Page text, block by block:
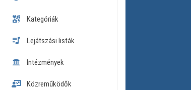
Kategóriák
Lejátszási listák
Intézmények
Közreműködők